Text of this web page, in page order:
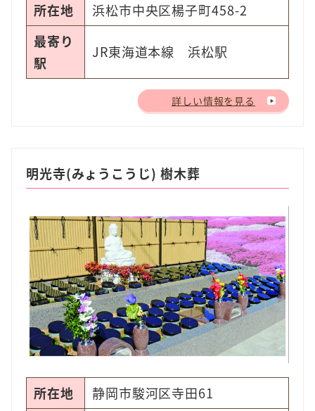
所在地
浜松市中央区楊子町458-2
最寄り
駅
JR東海道本線 浜松駅
詳しい情報を見る
明光寺(みょうこうじ) 樹木葬
所在地 静岡市駿河区寺田61